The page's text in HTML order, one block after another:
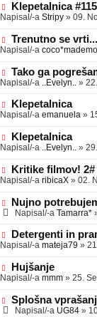
a
v
e
e
o
b
j
v
e
N
o
e
b
j
v
e
Klepetalnica #115
Napisal/-a Stripy » 09.
N
o
v
e
b
j
a
v
e
Trenutno se
Napisal/-a
N
o
v
e
o
b
j
a
v
e
Tako ga
Napisal/-a ..Evelyn.. »
N
o
e
o
b
j
a
v
e
Klepetalnica
Napisal/-a emanuela »
N
o
e
o
b
j
a
e
Klepetalnica
Napisal/-a ..Evelyn.. »
N
o
v
e
o
j
a
v
e
Kritike filmov! 2#
Napisal/-a ribicaX » 02.
N
e
o
b
j
a
v
e
Nujno
Napisal/-a Tamarra*
N
o
e
o
b
j
a
Detergenti in
Napisal/-a mateja79 »
N
o
e
o
Hujšanje
Napisal/-a mmm » 25.
N
Splošna
Napisal/-a UG84 »